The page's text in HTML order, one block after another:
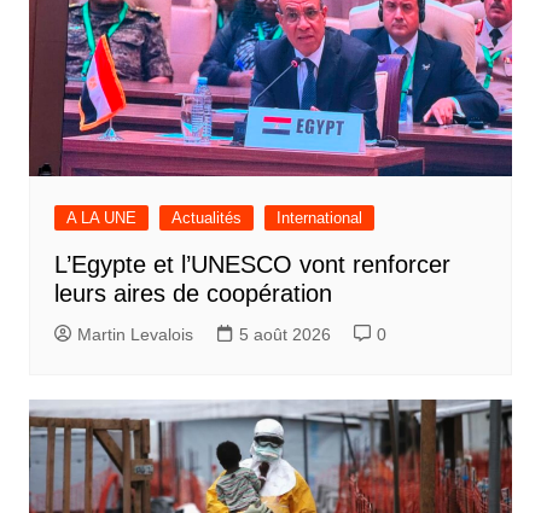
A LA UNE Actualités International
L’Egypte et l’UNESCO vont renforcer
leurs aires de coopération
Martin Levalois 5 août 2026 0